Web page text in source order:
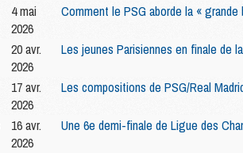
4 mai
2026
Comment le PSG aborde la « grande
20 avr.
2026
Les jeunes Parisiennes en finale de
17 avr.
2026
Les compositions de PSG/Real
16 avr.
2026
Une 6e demi-finale de Ligue des